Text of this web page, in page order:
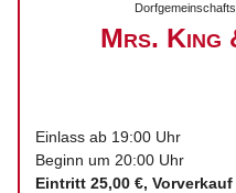
Mrs. King
Einlass ab 19:00 Uhr
Beginn um 20:00 Uhr
Eintritt 25,00 €, Vorverkauf